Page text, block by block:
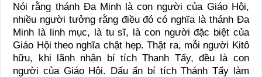
Nói rằng thánh Ða Minh là con người của Giáo Hội,
nhiều người tưởng rằng điều đó có nghĩa là thánh Ða
Minh là linh mục, là tu sĩ, là con người đặc biệt của
Giáo Hội theo nghĩa chật hẹp. Thật ra, mỗi người Kitô
hữu, khi lãnh nhận bí tích Thanh Tẩy, đều là con
người của Giáo Hội. Dấu ấn bí tích Thánh Tẩy làm